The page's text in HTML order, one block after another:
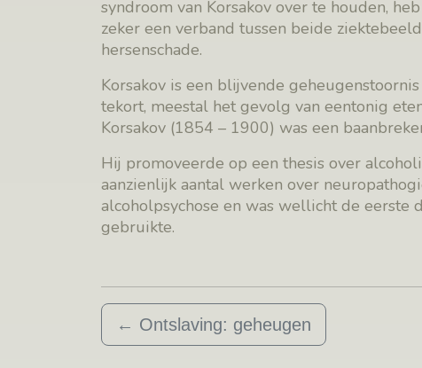
syndroom van Korsakov over te houden,
zeker een verband tussen beide
hersenschade.
Korsakov is een blijvende
tekort, meestal het gevolg van eentonig
Korsakov (1854 – 1900) was een
Hij promoveerde op een thesis over
aanzienlijk aantal werken over
alcoholpsychose en was wellicht de eerste
gebruikte.
← Ontslaving: geheugen